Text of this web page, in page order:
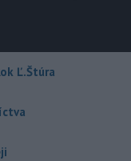
Ľ.Štúra